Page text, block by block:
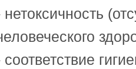
нетоксичность
соответствие